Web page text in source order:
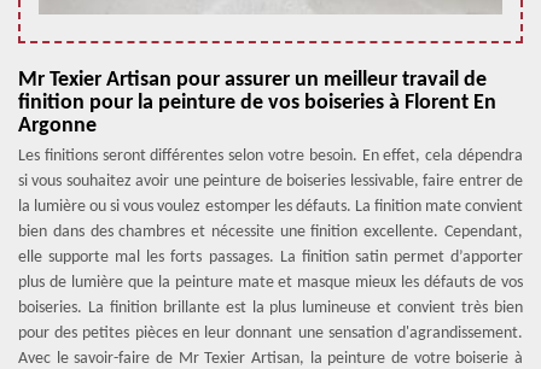
Mr Texier Artisan pour assurer un meilleur travail de
finition pour la peinture de vos boiseries à Florent En
Argonne
Les finitions seront différentes selon votre besoin. En effet, cela dépendra
si vous souhaitez avoir une peinture de boiseries lessivable, faire entrer de
la lumière ou si vous voulez estomper les défauts. La finition mate convient
bien dans des chambres et nécessite une finition excellente. Cependant,
elle supporte mal les forts passages. La finition satin permet d’apporter
plus de lumière que la peinture mate et masque mieux les défauts de vos
boiseries. La finition brillante est la plus lumineuse et convient très bien
pour des petites pièces en leur donnant une sensation d'agrandissement.
Avec le savoir-faire de Mr Texier Artisan, la peinture de votre boiserie à